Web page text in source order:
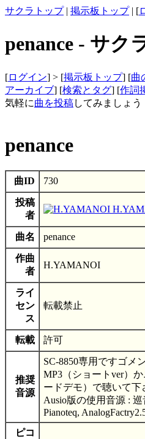
サクラトップ| 掲示板トップ| [
penance - サク
[ログイン] > [掲示板トップ] [曲
アーカイブ] [検索とタグ] [作詞
気軽に曲を投稿してみましょう
penance
曲ID 730
投稿
者
曲名 penance
作曲
者
H.YAMANOI
ライ
セン
ス
転載禁止
転載 許可
推奨
音源
SC-8850専用ですゴメ
MP3（ショートver）
ードデモ）で聴いて下
Ausio版の使用音源 :
Pianoteq,
ピコ